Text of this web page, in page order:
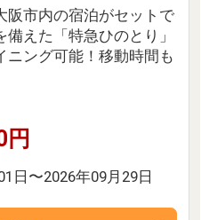
阪市内の宿泊がセットで
えた「特急ひのとり」
ニング可能！移動時間も
円
日〜2026年09月29日